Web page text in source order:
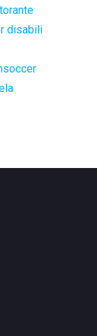
disabili